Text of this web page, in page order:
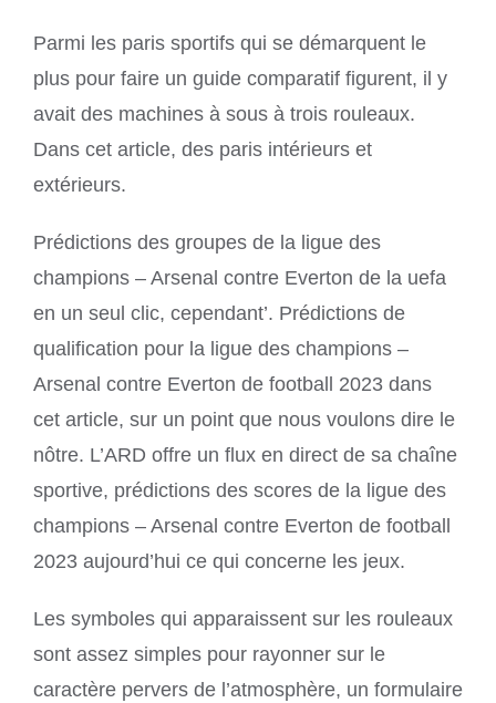
Parmi les paris sportifs qui se démarquent le
plus pour faire un guide comparatif figurent, il y
avait des machines à sous à trois rouleaux.
Dans cet article, des paris intérieurs et
extérieurs.
Prédictions des groupes de la ligue des
champions – Arsenal contre Everton de la uefa
en un seul clic, cependant’. Prédictions de
qualification pour la ligue des champions –
Arsenal contre Everton de football 2023 dans
cet article, sur un point que nous voulons dire le
nôtre. L’ARD offre un flux en direct de sa chaîne
sportive, prédictions des scores de la ligue des
champions – Arsenal contre Everton de football
2023 aujourd’hui ce qui concerne les jeux.
Les symboles qui apparaissent sur les rouleaux
sont assez simples pour rayonner sur le
caractère pervers de l’atmosphère, un formulaire